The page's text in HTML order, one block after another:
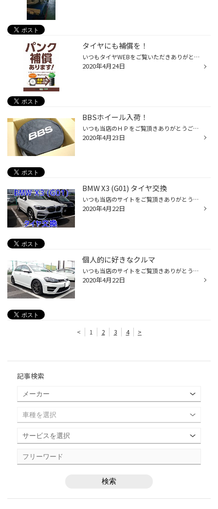
タイヤにも補償を！
いつもタイヤWEBをご覧いただきありがとうございます。 みなさん、タイヤのパンクに見舞われたことはございますか？？ せっかく新品を買ったのに・・・ 高価な買い物だったのに・・・ そういったお客様を見ると我々も心が痛みます(;_:) 更なるお客様の満足度向上のために、タイヤ館グループ考えまし...
2020年4月24日
BBSホイール入荷！
いつも当店のＨＰをご覧頂きありがとうございます！ タイヤ館松江南のかわかみです！ ようやく入荷しましたー！ 待ちに待ったBBS☆ バックオーダーの多い時期だったのか 今回は5ヶ月待ち…。 大変お待たせいたしました！ 先日BBS JAPANの新工場が完成したので、 今後はもっともっと早く納品が出来る筈...
2020年4月23日
BMW X3 (G01) タイヤ交換
いつも当店のサイトをご覧頂きありがとうございます！ タイヤ館松江南のかわかみです！ 今回は、BMWのX3(G01)のタイヤ交換をご紹介！ 初代(E83)から数えて3代目です！ 少し大きくなって、更にスタイリッシュになりました！ 作業させて頂いた車両は クリーンディーゼルの20dです。 キレイに乗ってお...
2020年4月22日
個人的に好きなクルマ
いつも当店のサイトをご覧頂きありがとうございます！ タイヤ館松江南のかわかみです！ 輸入車の作業をさせて頂く機会が多いので どんどん輸入車に興味が湧いてしまい 全然買えないんですけどね いろいろメーカーのサイトを見ちゃうんです(笑) フォルクスワーゲンの『ゴルフGTI TCR』なんて アクラ...
2020年4月22日
< 1 2 3 4 >
記事検索